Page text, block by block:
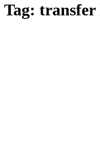
Tag: